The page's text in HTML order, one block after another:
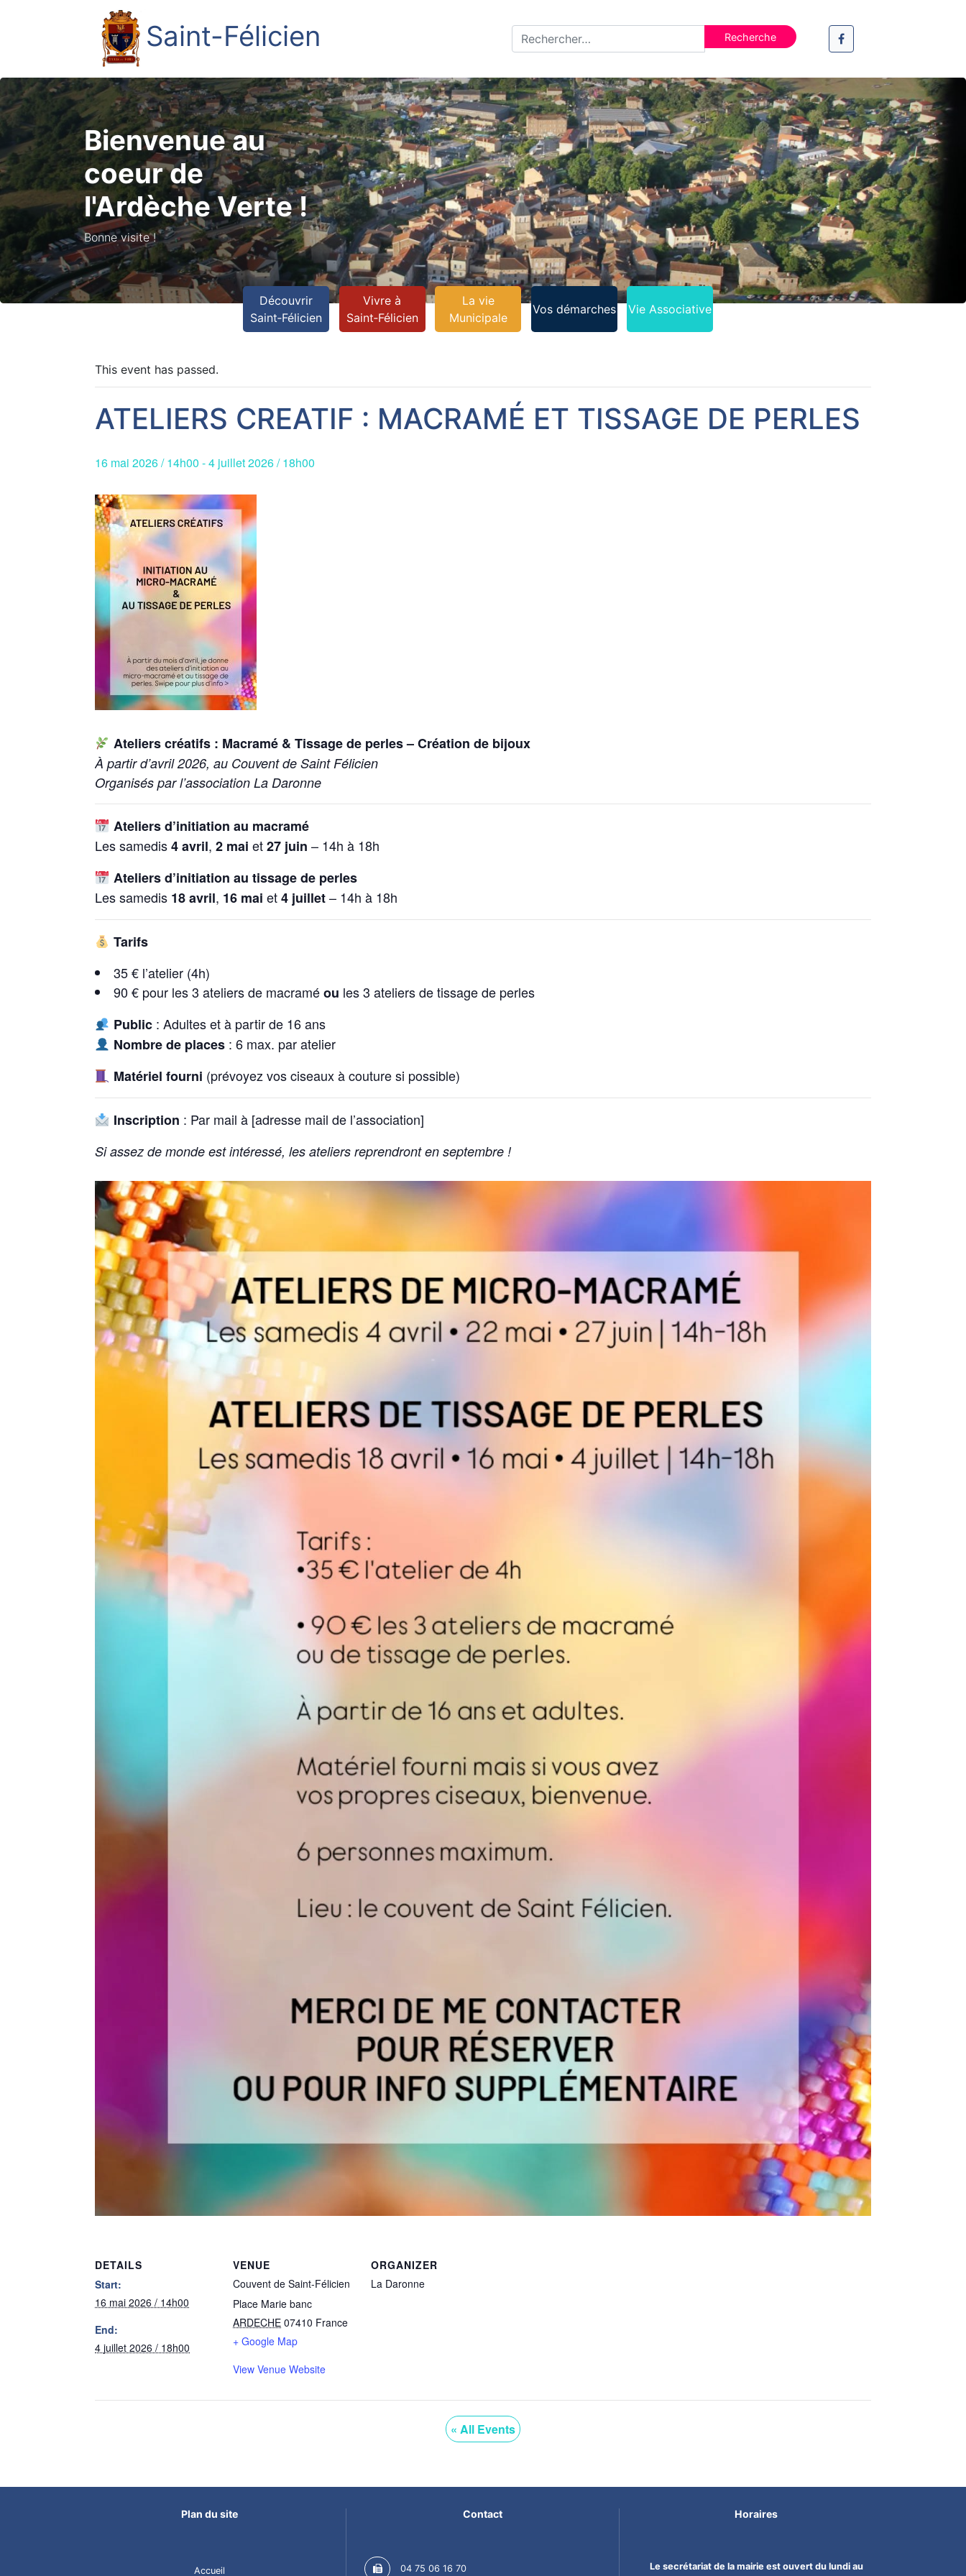
Saint-Félicien Recherche pour :
Bienvenue au
coeur de
l'Ardèche Verte !
Bonne visite !
Découvrir
Saint‑Félicien
Vivre à
Saint‑Félicien
La vie
Municipale
Vos démarches Vie Associative
This event has passed.
ATELIERS CREATIF : MACRAMÉ ET TISSAGE DE PERLES
16 mai 2026 / 14h00 -4 juillet 2026 / 18h00
Ateliers créatifs : Macramé & Tissage de perles – Création de bijoux
À partir d’avril 2026, au Couvent de Saint Félicien
Organisés par l’association La Daronne
Ateliers d’initiation au macramé
Les samedis4 avril, 2 mai et27 juin – 14h à 18h
Ateliers d’initiation au tissage de perles
Les samedis 18 avril, 16 mai et4 juillet– 14h à 18h
Tarifs
35 € l’atelier (4h)
90 € pour les 3 ateliers de macraméou les 3 ateliers de tissage de perles
Public: Adultes et à partir de 16 ans
Nombre de places: 6 max. par atelier
Matériel fourni (prévoyez vos ciseaux à couture si possible)
Inscription : Par mail à [adresse mail de l’association]
Si assez de monde est intéressé, les ateliers reprendront en septembre !
DETAILS
Start:
16 mai 2026 / 14h00
End:
4 juillet 2026 / 18h00
VENUE
Couvent de Saint-Félicien
Place Marie banc
ARDECHE 07410 France
+ Google Map
View Venue Website
ORGANIZER
La Daronne
« All Events
Plan du site
Accueil
Contact
04 75 06 16 70
Horaires
Le secrétariat de la mairie est ouvert du lundi au